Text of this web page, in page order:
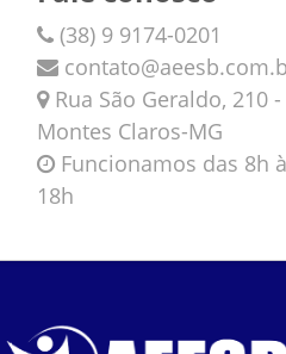
(38) 9 9174-0201
Rua São Geraldo, 210
Montes Claros-MG
Funcionamos das 8h
18h